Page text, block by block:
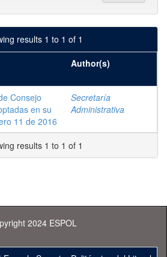
results 1 to 1 of 1
Author(s)
Consejo
en su
11 de 2016
Secretaría
Administrativa
results 1 to 1 of 1
2024 ESPOL